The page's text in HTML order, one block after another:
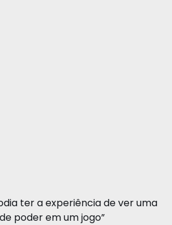
ter a experiência de ver uma
poder em um jogo”